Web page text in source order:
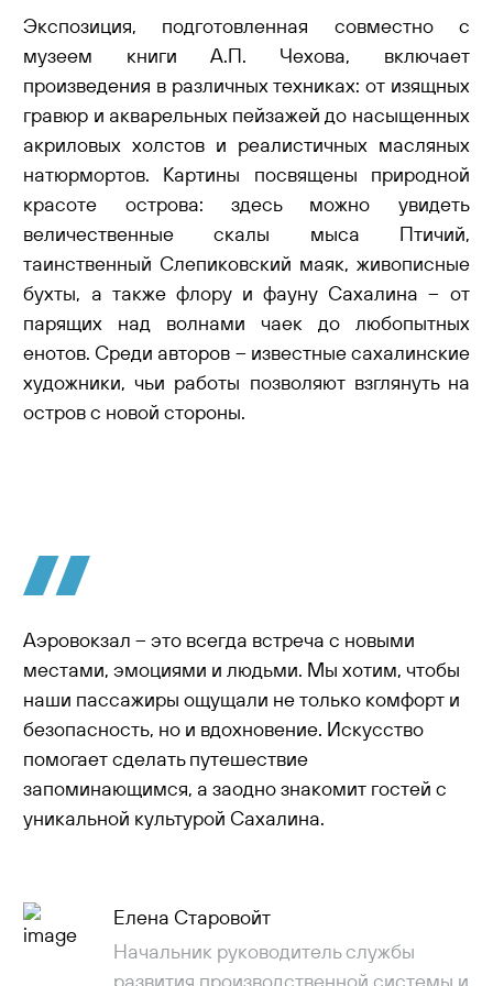
Экспозиция, подготовленная совместно с
музеем книги А.П. Чехова, включает
произведения в различных техниках: от изящных
гравюр и акварельных пейзажей до насыщенных
акриловых холстов и реалистичных масляных
натюрмортов. Картины посвящены природной
красоте острова: здесь можно увидеть
величественные скалы мыса Птичий,
таинственный Слепиковский маяк, живописные
бухты, а также флору и фауну Сахалина – от
парящих над волнами чаек до любопытных
енотов. Среди авторов – известные сахалинские
художники, чьи работы позволяют взглянуть на
остров с новой стороны.
Аэровокзал – это всегда встреча с новыми
местами, эмоциями и людьми. Мы хотим, чтобы
наши пассажиры ощущали не только комфорт и
безопасность, но и вдохновение. Искусство
помогает сделать путешествие
запоминающимся, а заодно знакомит гостей с
уникальной культурой Сахалина.
Елена Старовойт
Начальник руководитель службы